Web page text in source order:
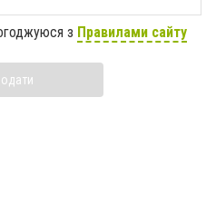
з Правилами сайту